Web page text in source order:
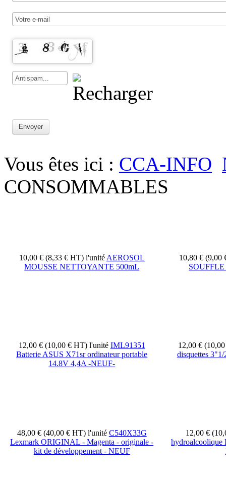
Envoyer
Vous êtes ici : CCA-INFO
CONSOMMABLES
10,00 € (8,33 € HT) l'unité AEROSOL
MOUSSE NETTOYANTE 500mL
10,80 €
12,00 € (10,00 € HT) l'unité IML91351
Batterie ASUS X71sr ordinateur portable
14.8V 4,4A -NEUF-
12,00 €
disquettes
48,00 € (40,00 € HT) l'unité C540X33G
Lexmark ORIGINAL - Magenta - originale -
kit de développement - NEUF
12,00 €